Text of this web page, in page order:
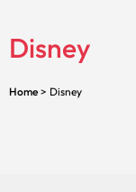
Disney
Home > Disney